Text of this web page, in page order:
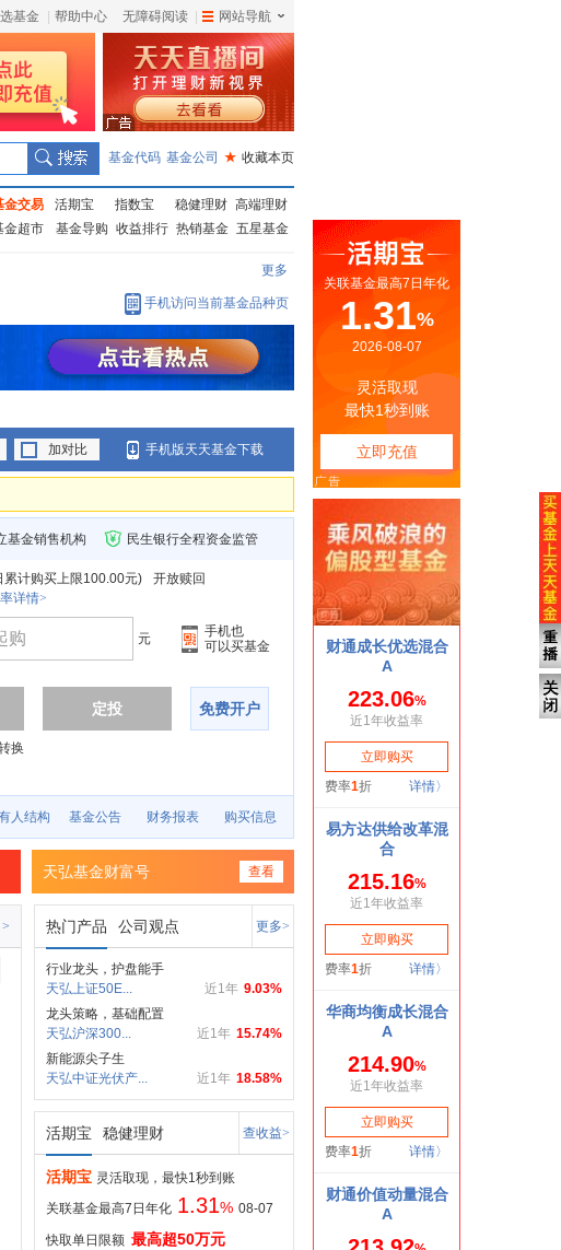
基金 帮助中心 无障碍阅读 网站导航
基金代码 基金公司 ★ 收藏本页
金交易 活期宝 指数宝 稳健理财 高端理财
金超市
基金导购 收益排行 热销基金 五星基金
更多
手机访问当前基金品种页
加对比 手机版天天基金下载
基金销售机构 民生银行全程资金监管
累计购买上限100.00元)
开放赎回
详情>
元
手机也
可以买基金
定投 免费开户
换
人结构 基金公告 财务报表 购买信息
天弘基金财富号 查看
热门产品 公司观点 更多>
行业龙头，护盘能手
9.03%
近1年
天弘上证50E...
龙头策略，基础配置
15.74%
近1年
天弘沪深300...
新能源尖子生
18.58%
近1年
天弘中证光伏产...
活期宝 稳健理财 查收益>
活期宝 灵活取现，最快1秒到账
关联基金最高7日年化 1.31% 08-07
快取单日限额 最高超50万元